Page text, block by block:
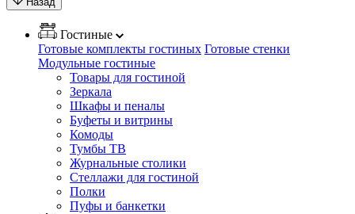
Гостиные
Готовые комплекты гостиных Готовые стенки
Модульные гостиные
Товары для гостиной
Зеркала
Шкафы и пеналы
Буфеты и витрины
Комоды
Тумбы ТВ
Журнальные столики
Стеллажи для гостиной
Полки
Пуфы и банкетки